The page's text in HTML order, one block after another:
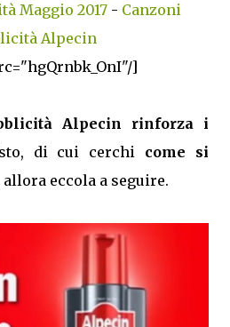
Maggio 2017 - Canzoni
Alpecin
]
Alpecin rinforza i
di cui cerchi come si
allora eccola a seguire.